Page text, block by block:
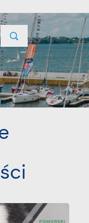
KONTAKT
NASTĘPNY